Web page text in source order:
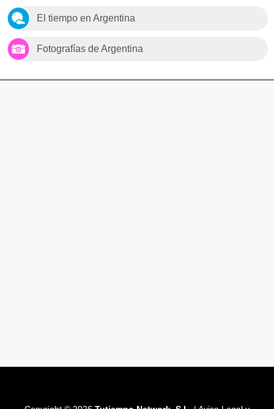
El tiempo en Argentina
Fotografías de Argentina